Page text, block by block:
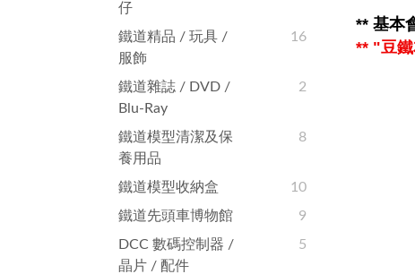
仔
鐵道精品 / 玩具 /
服飾
16
鐵道雜誌‬ / DVD /
Blu-Ray
2
鐵道模型清潔及保
養用品
8
鐵道模型收納盒
10
鐵道先頭車博物館
9
DCC 數碼控制器 /
晶片 / 配件
5
** 基本
** "豆